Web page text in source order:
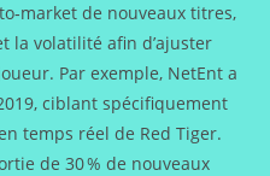
de nouveaux titres,
la volatilité afin d’ajuster
Par exemple, NetEnt a
ciblant spécifiquement
temps réel de Red Tiger.
de 30 % de nouveaux